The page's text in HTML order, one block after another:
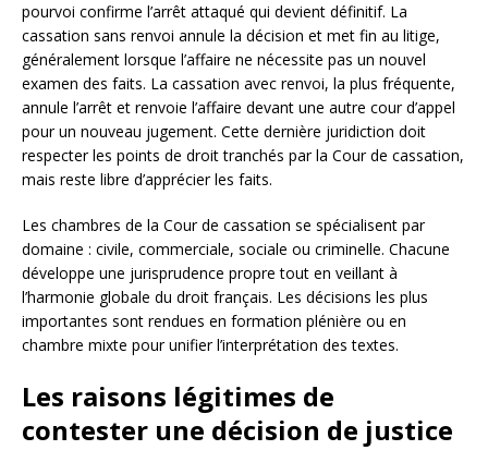
pourvoi confirme l’arrêt attaqué qui devient définitif. La
cassation sans renvoi annule la décision et met fin au litige,
généralement lorsque l’affaire ne nécessite pas un nouvel
examen des faits. La cassation avec renvoi, la plus fréquente,
annule l’arrêt et renvoie l’affaire devant une autre cour d’appel
pour un nouveau jugement. Cette dernière juridiction doit
respecter les points de droit tranchés par la Cour de cassation,
mais reste libre d’apprécier les faits.
Les chambres de la Cour de cassation se spécialisent par
domaine : civile, commerciale, sociale ou criminelle. Chacune
développe une jurisprudence propre tout en veillant à
l’harmonie globale du droit français. Les décisions les plus
importantes sont rendues en formation plénière ou en
chambre mixte pour unifier l’interprétation des textes.
Les raisons légitimes de
contester une décision de justice